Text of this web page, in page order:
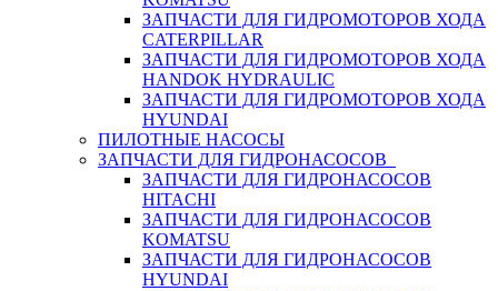
ЗАПЧАСТИ ДЛЯ ГИДРОМОТОРОВ ХОДА
CATERPILLAR
ЗАПЧАСТИ ДЛЯ ГИДРОМОТОРОВ ХОДА
HANDOK HYDRAULIC
ЗАПЧАСТИ ДЛЯ ГИДРОМОТОРОВ ХОДА
HYUNDAI
ПИЛОТНЫЕ НАСОСЫ
ЗАПЧАСТИ ДЛЯ ГИДРОНАСОСОВ
ЗАПЧАСТИ ДЛЯ ГИДРОНАСОСОВ
HITACHI
ЗАПЧАСТИ ДЛЯ ГИДРОНАСОСОВ
KOMATSU
ЗАПЧАСТИ ДЛЯ ГИДРОНАСОСОВ
HYUNDAI